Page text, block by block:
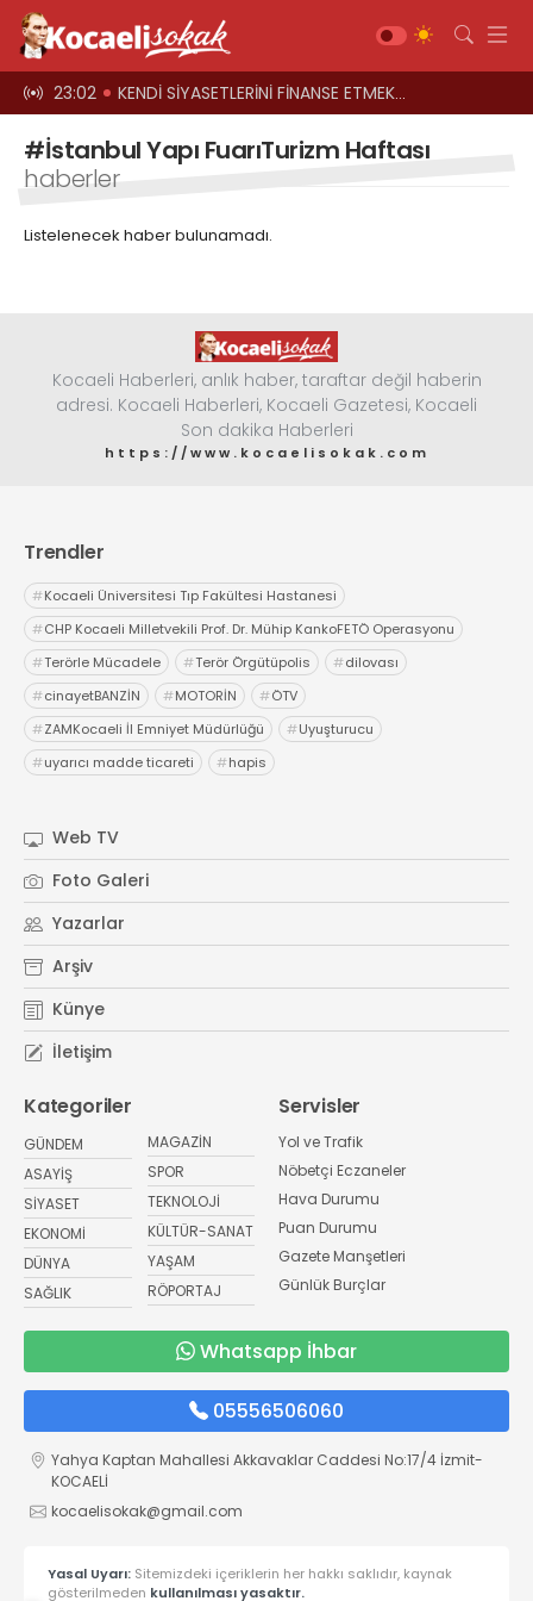
oyun 23:02 KENDİ SİYASETLERİNİ FİNANSE ETMEK İÇİN KOCAELİ'Yİ HARCIYORLAR
#İstanbul Yapı FuarıTurizm Haftası
haberler
Listelenecek haber bulunamadı.
Kocaeli Haberleri, anlık haber, taraftar değil haberin
adresi. Kocaeli Haberleri, Kocaeli Gazetesi, Kocaeli
Son dakika Haberleri
https://www.kocaelisokak.com
Trendler
#Kocaeli Üniversitesi Tıp Fakültesi Hastanesi
#CHP Kocaeli Milletvekili Prof. Dr. Mühip KankoFETÖ Operasyonu
#Terörle Mücadele #Terör Örgütüpolis #dilovası
#cinayetBANZİN #MOTORİN #ÖTV
#ZAMKocaeli İl Emniyet Müdürlüğü #Uyuşturucu
#uyarıcı madde ticareti #hapis
Web TV
Foto Galeri
Yazarlar
Arşiv
Künye
İletişim
Kategoriler
GÜNDEM
ASAYİŞ
SİYASET
EKONOMİ
DÜNYA
SAĞLIK
MAGAZİN
SPOR
TEKNOLOJİ
KÜLTÜR-SANAT
YAŞAM
RÖPORTAJ
Servisler
Yol ve Trafik
Nöbetçi Eczaneler
Hava Durumu
Puan Durumu
Gazete Manşetleri
Günlük Burçlar
Whatsapp İhbar
05556506060
Yahya Kaptan Mahallesi Akkavaklar Caddesi No:17/4 İzmit-
KOCAELİ
kocaelisokak@gmail.com
Yasal Uyarı: Sitemizdeki içeriklerin her hakkı saklıdır, kaynak
gösterilmeden kullanılması yasaktır.
Magazin
Spor
Diğer
Teknoloji
Yahya Kaptan Mahallesi
Akkavaklar Caddesi No:17/4 İzmit-
KOCAELİ
kocaelisokak@gmail.com